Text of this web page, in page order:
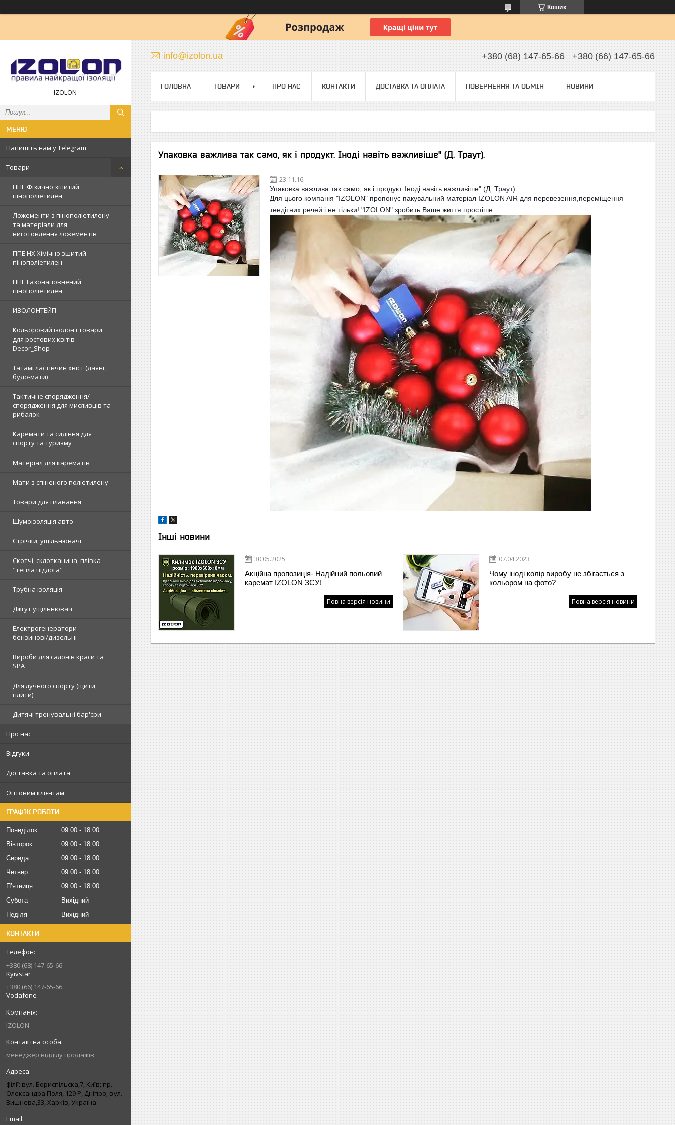
Кошик
IZOLON
Напишіть нам у Telegram
Товари
ППЕ Фізично зшитий
пінополіетилен
Ложементи з пінополіетилену
та матеріали для
виготовлення ложементів
ППЕ НХ Хімічно зшитий
пінополіетилен
НПЕ Газонаповнений
пінополіетилен
ИЗОЛОНТЕЙП
Кольоровий ізолон і товари
для ростових квітів
Decor_Shop
Татамі ластівчин хвіст (даянг,
будо-мати)
Тактичне спорядження/
спорядження для мисливців та
рибалок
Каремати та сидіння для
спорту та туризму
Матеріал для карематів
Мати з спіненого поліетилену
Товари для плавання
Шумоізоляція авто
Стрічки, ущільнювачі
Скотчі, склотканина, плівка
"тепла підлога"
Трубна ізоляція
Джгут ущільнювач
Електрогенератори
бензинові/дизельні
Вироби для салонів краси та
SPA
Для лучного спорту (щити,
плити)
Дитячі тренувальні бар'єри
Про нас
Відгуки
Доставка та оплата
Оптовим клієнтам
ГРАФІК РОБОТИ
Понеділок 09:00
18:00
Вівторок
09:00
18:00
Середа
09:00
18:00
Четвер
09:00
18:00
Пʼятниця
09:00
18:00
Субота
Вихідний
Неділя
Вихідний
КОНТАКТИ
+380 (68) 147-65-66
Kyivstar
+380 (66) 147-65-66
Vodafone
IZOLON
менеджер відділу продажів
філії: вул. Бориcпільска,7, Київ; пр.
Олександра Поля, 129 Р, Дніпро; вул.
Вишнева,33, Харків, Україна
info@izolon.ua +380 (68) 147-65-66 +380 (66) 147-65-66
ГОЛОВНА ТОВАРИ ПРО НАС КОНТАКТИ ДОСТАВКА ТА ОПЛАТА ПОВЕРНЕННЯ ТА ОБМІН НОВИНИ
Упаковка важлива так само, як і продукт. Іноді навіть важливіше" (Д. Траут).
23.11.16
Упаковка важлива так само, як і продукт. Іноді навіть важливіше" (Д. Траут).
Для цього компанія "IZOLON" пропонує пакувальний матеріал IZOLON AIR для перевезення, переміщення
тендітних речей і не тільки! "IZOLON" зробить Ваше життя простіше.
Інші новини
30.05.2025
Акційна пропозиція- Надійний польовий
каремат IZOLON ЗСУ!
Повна версія новини
07.04.2023
Чому іноді колір виробу не збігається з
кольором на фото?
Повна версія новини